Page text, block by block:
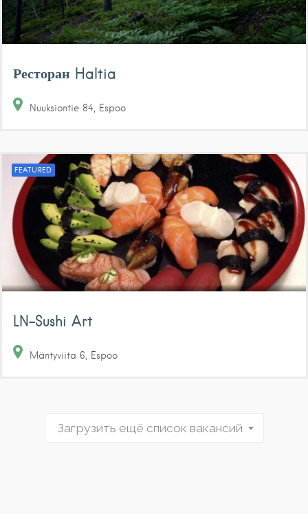
Ресторан Haltia
Nuuksiontie 84 Espoo
FEATURED
LN-Sushi Art
Mäntyviita 6 Espoo
Загрузить ещё список вакансий